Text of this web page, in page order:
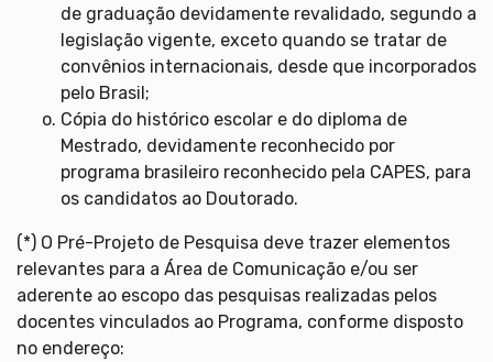
de graduação devidamente revalidado, segundo a
legislação vigente, exceto quando se tratar de
convênios internacionais, desde que incorporados
pelo Brasil;
Cópia do histórico escolar e do diploma de
Mestrado, devidamente reconhecido por
programa brasileiro reconhecido pela CAPES, para
os candidatos ao Doutorado.
(*) O Pré-Projeto de Pesquisa deve trazer elementos
relevantes para a Área de Comunicação e/ou ser
aderente ao escopo das pesquisas realizadas pelos
docentes vinculados ao Programa, conforme disposto
no endereço: